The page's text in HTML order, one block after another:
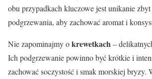
obu przypadkach kluczowe jest unikanie zbyt
podgrzewania, aby zachować aromat i
Nie zapominajmy okrewetkach –
Ich podgrzewanie powinno być krótkie i
zachować soczystość i smak morskiej bryzy.